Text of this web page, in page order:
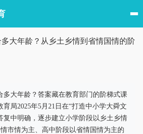
大年龄？从乡土乡情到省情国情的阶
多大年龄？答案藏在教育部门的阶梯式课
育局2025年5月21日在“打造中小学大舜文
复中明确，逐步建立小学阶段以乡土乡情
市情为主、高中阶段以省情国情为主的